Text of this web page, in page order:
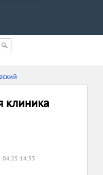
клиника
14:33